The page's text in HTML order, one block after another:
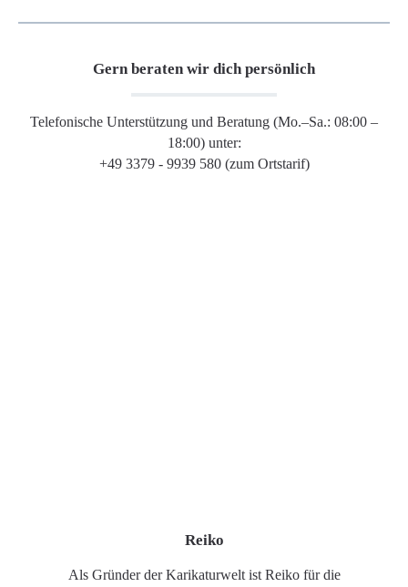
Gern beraten wir dich persönlich
Telefonische Unterstützung und Beratung (Mo.–Sa.: 08:00 –
18:00) unter:
+49 3379 - 9939 580 (zum Ortstarif)
Reiko
Als Gründer der Karikaturwelt ist Reiko für die